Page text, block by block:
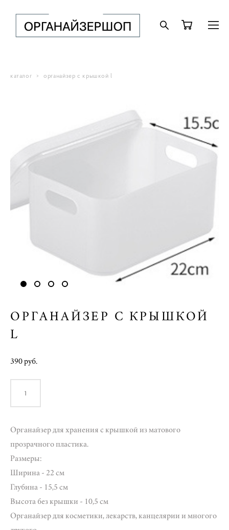
каталог > органайзер с крышкой l
ОРГАНАЙЗЕР С КРЫШКОЙ
L
390 pуб.
Органайзер для хранения с крышкой из матового
прозрачного пластика.
Размеры:
Ширина - 22 см
Глубина - 15,5 см
Высота без крышки - 10,5 см
Органайзер для косметики, лекарств, канцелярии и многого